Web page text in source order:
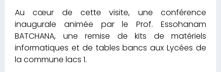
Au cœur de cette visite, une conférence
inaugurale animée par le Prof. Essohanam
BATCHANA, une remise de kits de matériels
informatiques et de tables bancs aux Lycées de
la commune lacs 1.